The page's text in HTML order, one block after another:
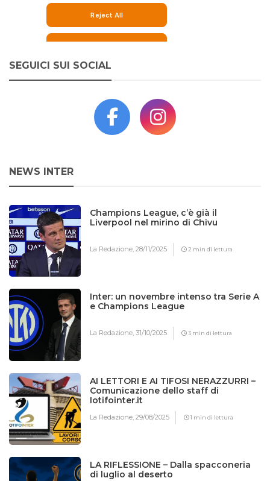
SEGUICI SUI SOCIAL
NEWS INTER
Champions League, c’è già il
Liverpool nel mirino di Chivu
La Redazione,28/11/2025 2 min di lettura
Inter: un novembre intenso tra Serie A
e Champions League
La Redazione,31/10/2025 3 min di lettura
AI LETTORI E AI TIFOSI NERAZZURRI –
Comunicazione dello staff di
Iotifointer.it
La Redazione,29/08/2025 1 min di lettura
LA RIFLESSIONE – Dalla spacconeria
di luglio al deserto